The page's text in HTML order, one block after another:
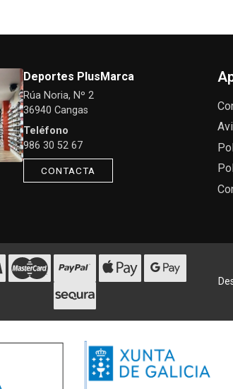
Deportes PlusMarca
Rúa Noria, Nº 2
36940 Cangas
Teléfono
986 30 52 67
CONTACTA